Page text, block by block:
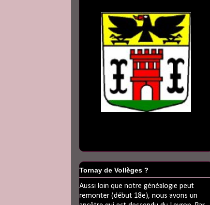
Tornay de Vollèges ?
Aussi loin que notre généalogie peut
remonter (début 18e), nous avons un